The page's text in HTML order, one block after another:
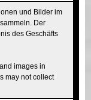
und Bilder im
Der
des Geschäfts
images in
may not collect